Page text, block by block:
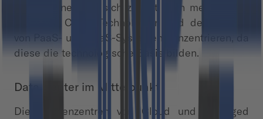
die Unternehmen sich zurzeit noch mehrheitlich
auf neue Cloud-Technologien und den Einsatz
von PaaS- und SaaS-Systemen konzentrieren, da
diese die technologische Basis bilden.
Data Center im Mittelpunkt
Die Rechenzentren von Cloud und Managed